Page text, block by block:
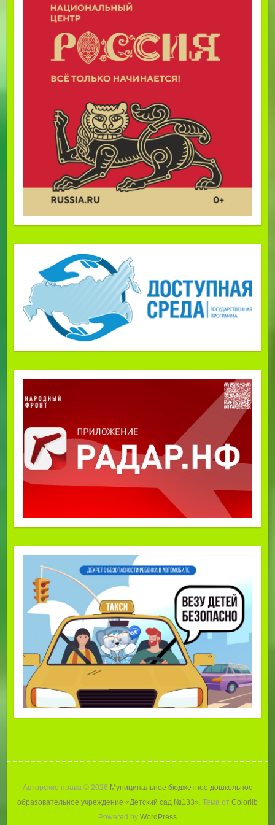
Авторские права © 2026 Муниципальное бюджетное дошкольное
образовательное учреждение «Детский сад №133» . Тема от Colorlib
Powered by WordPress